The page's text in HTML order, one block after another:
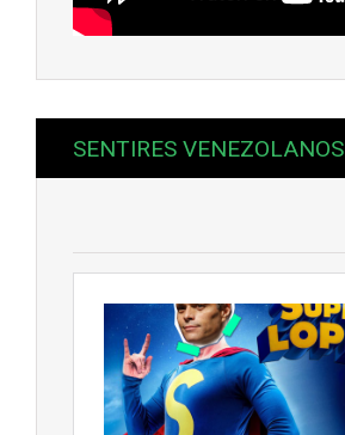
SENTIRES VENEZOLANOS